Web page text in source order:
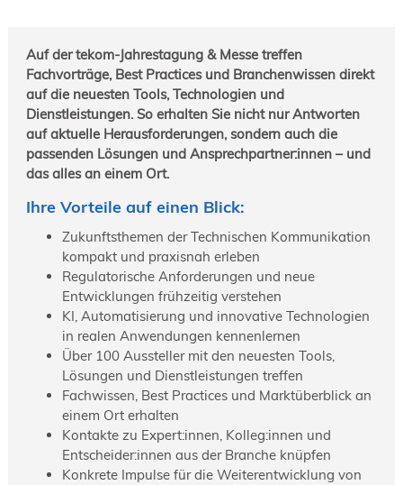
Auf der tekom-Jahrestagung & Messe treffen
Fachvorträge, Best Practices und Branchenwissen direkt
auf die neuesten Tools, Technologien und
Dienstleistungen. So erhalten Sie nicht nur Antworten
auf aktuelle Herausforderungen, sondern auch die
passenden Lösungen und Ansprechpartner:innen – und
das alles an einem Ort.
Ihre Vorteile auf einen Blick:
Zukunftsthemen der Technischen Kommunikation
kompakt und praxisnah erleben
Regulatorische Anforderungen und neue
Entwicklungen frühzeitig verstehen
KI, Automatisierung und innovative Technologien
in realen Anwendungen kennenlernen
Über 100 Aussteller mit den neuesten Tools,
Lösungen und Dienstleistungen treffen
Fachwissen, Best Practices und Marktüberblick an
einem Ort erhalten
Kontakte zu Expert:innen, Kolleg:innen und
Entscheider:innen aus der Branche knüpfen
Konkrete Impulse für die Weiterentwicklung von